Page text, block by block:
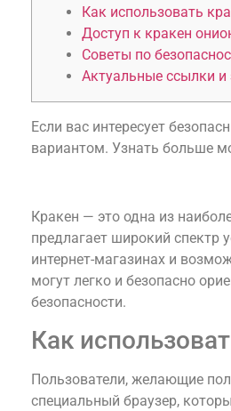
Как использовать
Доступ к кракен
Советы по
Актуальные ссылки и
Если вас интересует
вариантом. Узнать больше
Кракен — это одна из
предлагает широкий спектр
интернет-магазинах и
могут легко и безопасно
безопасности.
Как
Пользователи, желающие
специальный браузер,